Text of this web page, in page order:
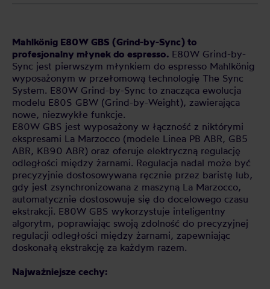
Mahlkönig E80W GBS (Grind-by-Sync) to
profesjonalny młynek do espresso. E80W Grind-by-
Sync jest pierwszym młynkiem do espresso Mahlkönig
wyposażonym w przełomową technologię The Sync
System. E80W Grind-by-Sync to znacząca ewolucja
modelu E80S GBW (Grind-by-Weight), zawierająca
nowe, niezwykłe funkcje.
E80W GBS jest wyposażony w łączność z niktórymi
ekspresami La Marzocco (modele Linea PB ABR, GB5
ABR, KB90 ABR) oraz oferuje elektryczną regulację
odległości między żarnami. Regulacja nadal może być
precyzyjnie dostosowywana ręcznie przez baristę lub,
gdy jest zsynchronizowana z maszyną La Marzocco,
automatycznie dostosowuje się do docelowego czasu
ekstrakcji. E80W GBS wykorzystuje inteligentny
algorytm, poprawiając swoją zdolność do precyzyjnej
regulacji odległości między żarnami, zapewniając
doskonałą ekstrakcję za każdym razem.
Najważniejsze cechy: